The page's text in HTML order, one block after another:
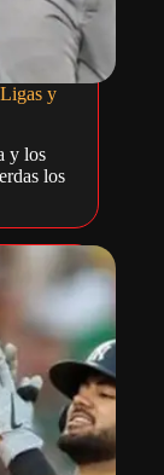
y
y los
los